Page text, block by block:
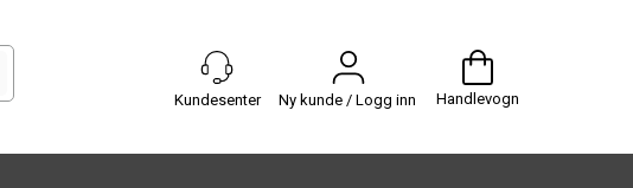
Ny kunde / Logg inn Handlevogn